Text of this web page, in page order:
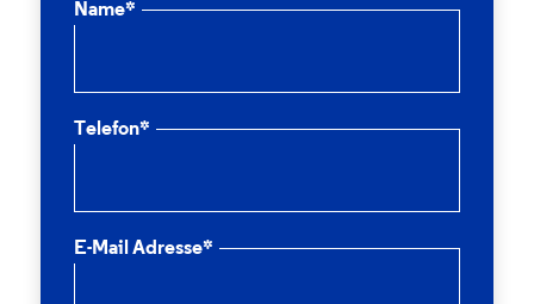
Name*
Telefon*
E-Mail Adresse*